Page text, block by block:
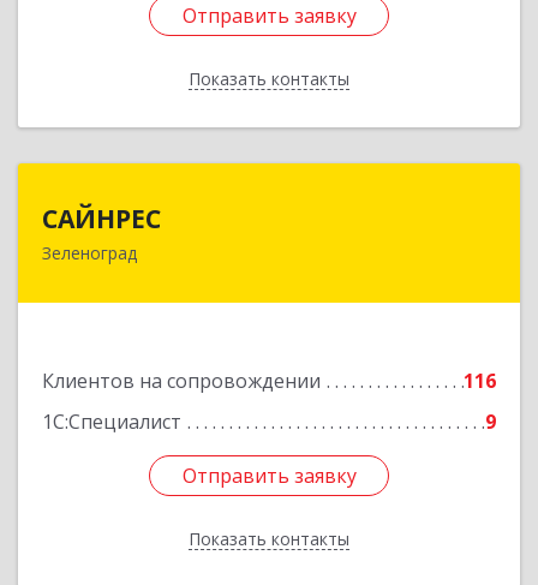
Отправить заявку
Показать контакты
Отправить заявку
Назад
САЙНРЕС
Зеленоград
Клиентов на сопровождении
116
1С:Специалист
9
Отправить заявку
Показать контакты
124365, Москва г, Зеленоград г, корпус 2307А,
Отправить заявку
Назад